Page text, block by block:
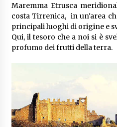
Maremma Etrusca
costa Tirrenica, in un'area
principali luoghi di origine e
Qui, il tesoro che a noi si è
profumo dei frutti della terra.